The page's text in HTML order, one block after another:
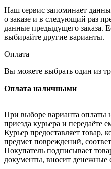
Наш сервис запоминает
о заказе и в следующий раз
данные предыдущего заказа.
выбирайте другие варианты.
Оплата
Вы можете выбрать один из
Оплата наличными
При выборе варианта оплаты
приезда курьера и передаёте
Курьер предоставляет товар,
предмет повреждений,
Покупатель подписывает
документы, вносит денежные